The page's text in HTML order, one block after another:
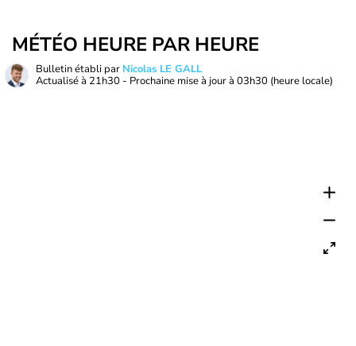
MÉTÉO HEURE PAR HEURE
Bulletin établi par Nicolas LE GALL
Actualisé à 21h30 - Prochaine mise à jour à 03h30 (heure locale)